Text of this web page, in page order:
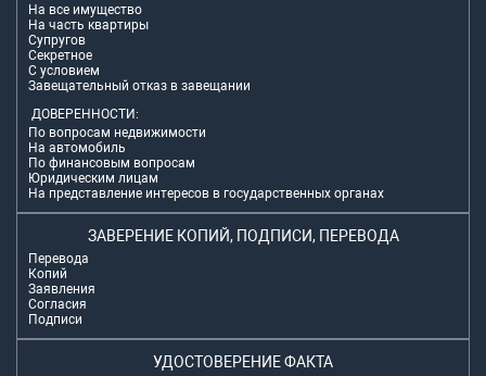
На все имущество
На часть квартиры
Супругов
Секретное
С условием
Завещательный отказ в завещании
ДОВЕРЕННОСТИ:
По вопросам недвижимости
На автомобиль
По финансовым вопросам
Юридическим лицам
На представление интересов в государственных органах
ЗАВЕРЕНИЕ КОПИЙ, ПОДПИСИ, ПЕРЕВОДА
Перевода
Копий
Заявления
Согласия
Подписи
УДОСТОВЕРЕНИЕ ФАКТА